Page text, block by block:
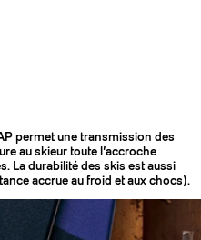
permet une transmission des
au skieur toute l’accroche
La durabilité des skis est aussi
accrue au froid et aux chocs).